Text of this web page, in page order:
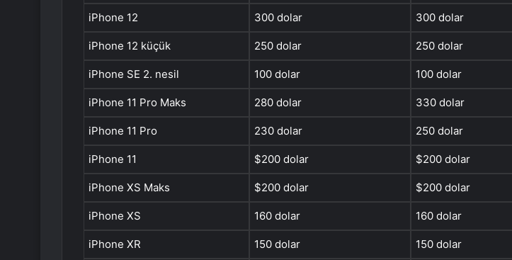
iPhone 12 300 dolar 300 dolar
iPhone 12 küçük 250 dolar 250 dolar
iPhone SE 2. nesil 100 dolar 100 dolar
iPhone 11 Pro Maks 280 dolar 330 dolar
iPhone 11 Pro 230 dolar 250 dolar
iPhone 11 $200 dolar $200 dolar
iPhone XS Maks $200 dolar $200 dolar
iPhone XS 160 dolar 160 dolar
iPhone XR 150 dolar 150 dolar